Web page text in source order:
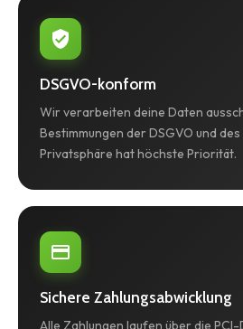
DSGVO-konform
Wir verarbeiten deine Daten
Bestimmungen der DSGVO und des
Privatsphäre hat höchste Priorität.
Sichere Zahlungsabwicklung
Alle Zahlungen laufen über die